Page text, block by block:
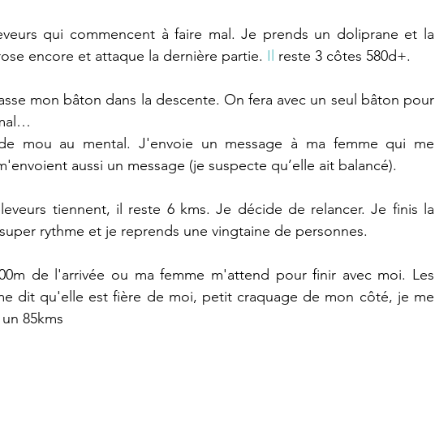
qui commencent à faire mal. Je prends un doliprane et la
encore et attaque la dernière partie. Il reste 3 côtes 580d+.
mon bâton dans la descente. On fera avec un seul bâton pour
mou au mental. J'envoie un message à ma femme qui me
aussi un message (je suspecte qu’elle ait balancé).
tiennent, il reste 6 kms. Je décide de relancer. Je finis la
rythme et je reprends une vingtaine de personnes.
de l'arrivée ou ma femme m'attend pour finir avec moi. Les
dit qu'elle est fière de moi, petit craquage de mon côté, je me
85kms